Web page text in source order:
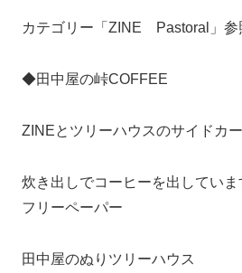
カテゴリー「ZINE Pastoral」参
◆田中屋の峠COFFEE
ZINEとツリーハウスのサイドカ
炊き出しでコーヒーを出してい
フリーペーパー
田中屋のぬりツリーハウス